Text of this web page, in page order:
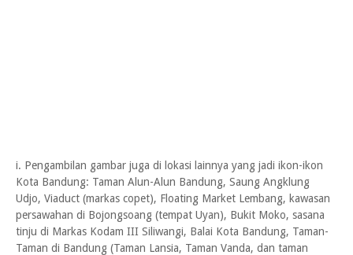
i. Pengambilan gambar juga di lokasi lainnya yang jadi ikon-ikon
Kota Bandung: Taman Alun-Alun Bandung, Saung Angklung
Udjo, Viaduct (markas copet), Floating Market Lembang, kawasan
persawahan di Bojongsoang (tempat Uyan), Bukit Moko, sasana
tinju di Markas Kodam III Siliwangi, Balai Kota Bandung, Taman-
Taman di Bandung (Taman Lansia, Taman Vanda, dan taman